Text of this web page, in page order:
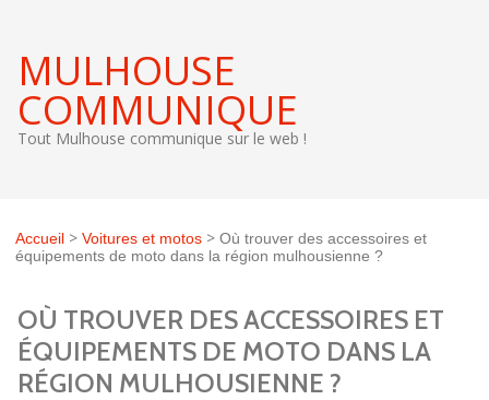
MULHOUSE
COMMUNIQUE
Tout Mulhouse communique sur le web !
Accueil > Voitures et motos > Où trouver des accessoires et
équipements de moto dans la région mulhousienne ?
OÙ TROUVER DES ACCESSOIRES ET
ÉQUIPEMENTS DE MOTO DANS LA
RÉGION MULHOUSIENNE ?